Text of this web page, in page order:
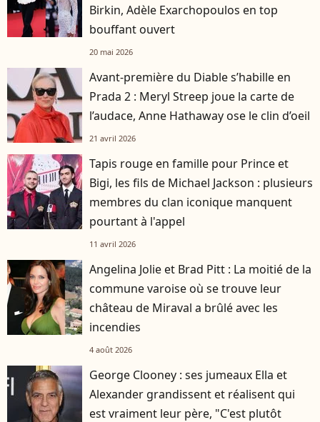
Birkin, Adèle Exarchopoulos en top
bouffant ouvert
20 mai 2026
Avant-première du Diable s’habille en
Prada 2 : Meryl Streep joue la carte de
l’audace, Anne Hathaway ose le clin d’oeil
21 avril 2026
Tapis rouge en famille pour Prince et
Bigi, les fils de Michael Jackson : plusieurs
membres du clan iconique manquent
pourtant à l'appel
11 avril 2026
Angelina Jolie et Brad Pitt : La moitié de la
commune varoise où se trouve leur
château de Miraval a brûlé avec les
incendies
4 août 2026
George Clooney : ses jumeaux Ella et
Alexander grandissent et réalisent qui
est vraiment leur père, "C'est plutôt